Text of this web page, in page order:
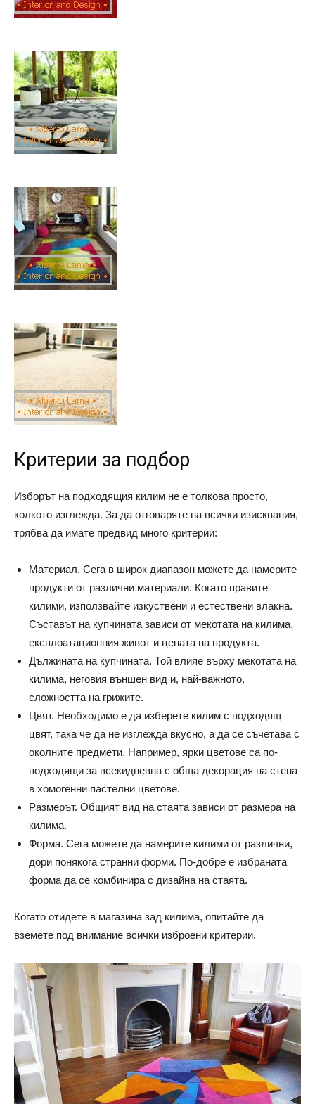
Критерии за подбор
Изборът на подходящия килим не е толкова просто,
колкото изглежда. За да отговаряте на всички изисквания,
трябва да имате предвид много критерии:
Материал. Сега в широк диапазон можете да намерите
продукти от различни материали. Когато правите
килими, използвайте изкуствени и естествени влакна.
Съставът на купчината зависи от мекотата на килима,
експлоатационния живот и цената на продукта.
Дължината на купчината. Той влияе върху мекотата на
килима, неговия външен вид и, най-важното,
сложността на грижите.
Цвят. Необходимо е да изберете килим с подходящ
цвят, така че да не изглежда вкусно, а да се съчетава с
околните предмети. Например, ярки цветове са по-
подходящи за всекидневна с обща декорация на стена
в хомогенни пастелни цветове.
Размерът. Общият вид на стаята зависи от размера на
килима.
Форма. Сега можете да намерите килими от различни,
дори понякога странни форми. По-добре е избраната
форма да се комбинира с дизайна на стаята.
Когато отидете в магазина зад килима, опитайте да
вземете под внимание всички изброени критерии.